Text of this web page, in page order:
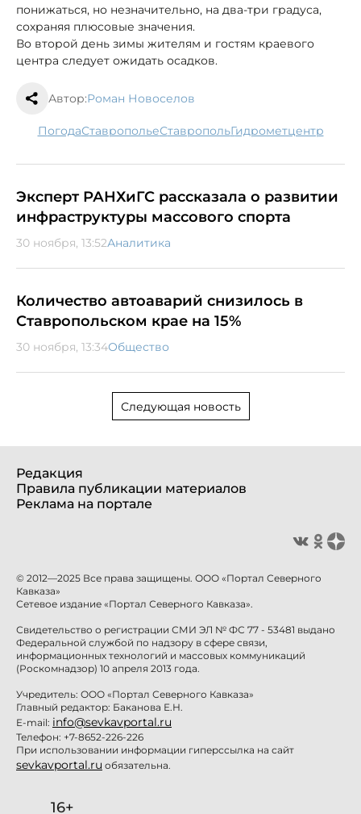
понижаться, но незначительно, на два-три градуса,
сохраняя плюсовые значения.
Во второй день зимы жителям и гостям краевого
центра следует ожидать осадков.
Автор:Роман Новоселов
погода Ставрополье Ставрополь гидрометцентр
Эксперт РАНХиГС рассказала о развитии
инфраструктуры массового спорта
30 ноября, 13:52Аналитика
Количество автоаварий снизилось в
Ставропольском крае на 15%
30 ноября, 13:34Общество
Следующая новость
Редакция
Правила публикации материалов
Реклама на портале
© 2012—2025 Все права защищены. ООО «Портал Северного
Кавказа»
Сетевое издание «Портал Северного Кавказа».
Свидетельство о регистрации СМИ ЭЛ № ФС 77 - 53481 выдано
Федеральной службой по надзору в сфере связи,
информационных технологий и массовых коммуникаций
(Роскомнадзор) 10 апреля 2013 года.
Учредитель: ООО «Портал Северного Кавказа»
Главный редактор: Баканова Е.Н.
E-mail: info@sevkavportal.ru
Телефон: +7-8652-226-226
При использовании информации гиперссылка на сайт
sevkavportal.ru обязательна.
16+